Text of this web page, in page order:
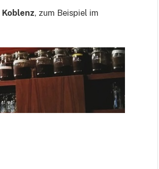
Koblenz, zum Beispiel im